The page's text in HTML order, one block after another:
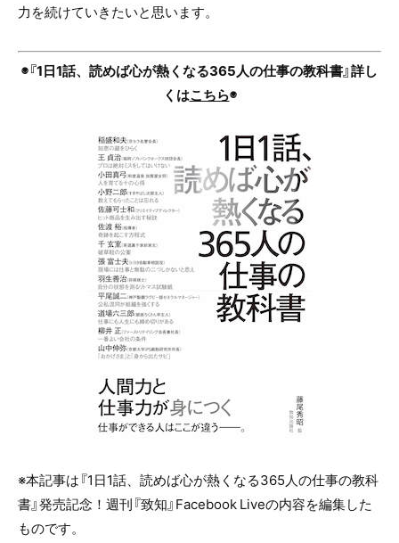
力を続けていきたいと思います。
◉『1日1話、読めば心が熱くなる365人の仕事の教科書』詳し
くはこちら◉
※本記事は『1日1話、読めば心が熱くなる365人の仕事の教科
書』発売記念！週刊『致知』Facebook Liveの内容を編集した
ものです。